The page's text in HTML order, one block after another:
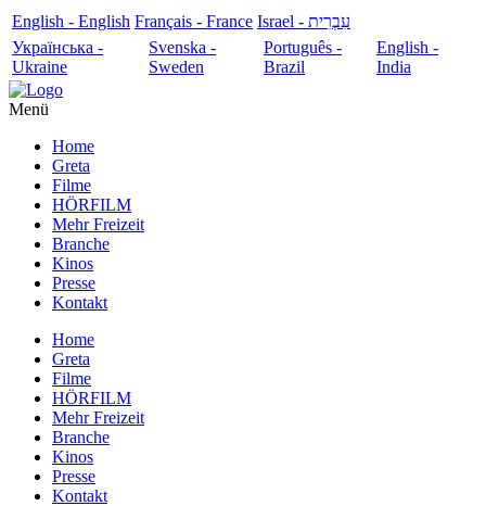
English - English Français - France
עִבְרִית - Israel
Українська -
Ukraine
Svenska -
Sweden
Português -
Brazil
English -
India
Menü
Home
Greta
Filme
HÖRFILM
Mehr Freizeit
Branche
Kinos
Presse
Kontakt
Home
Greta
Filme
HÖRFILM
Mehr Freizeit
Branche
Kinos
Presse
Kontakt